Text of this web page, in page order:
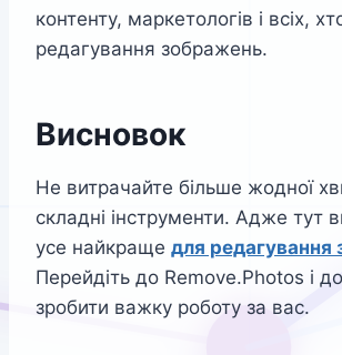
контенту, маркетологів і всіх,
редагування зображень.
Висновок
Не витрачайте більше жодної
складні інструменти. Адже тут
усе найкраще для редагування
Перейдіть до Remove.Photos і
зробити важку роботу за вас.